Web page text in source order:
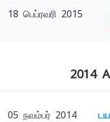
18 பெப்ரவரி 2015
2014
05 நவம்பர் 2014